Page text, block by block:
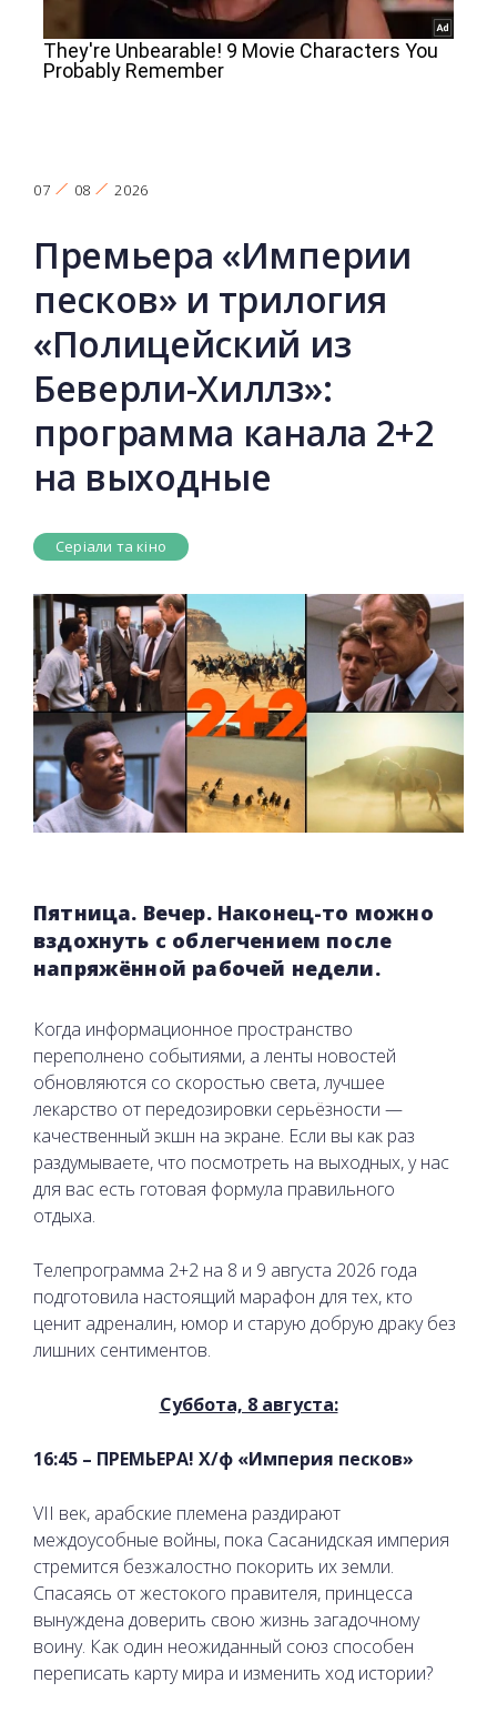
07 08 2026
Премьера «Империи
песков» и трилогия
«Полицейский из
Беверли-Хиллз»:
программа канала 2+2
на выходные
Серіали та кіно
Пятница. Вечер. Наконец-то можно
вздохнуть с облегчением после
напряжённой рабочей недели.
Когда информационное пространство
переполнено событиями, а ленты новостей
обновляются со скоростью света, лучшее
лекарство от передозировки серьёзности —
качественный экшн на экране. Если вы как раз
раздумываете, что посмотреть на выходных, у нас
для вас есть готовая формула правильного
отдыха.
Телепрограмма 2+2 на 8 и 9 августа 2026 года
подготовила настоящий марафон для тех, кто
ценит адреналин, юмор и старую добрую драку без
лишних сентиментов.
Суббота, 8 августа:
16:45 – ПРЕМЬЕРА! Х/ф «Империя песков»
VII век, арабские племена раздирают
междоусобные войны, пока Сасанидская империя
стремится безжалостно покорить их земли.
Спасаясь от жестокого правителя, принцесса
вынуждена доверить свою жизнь загадочному
воину. Как один неожиданный союз способен
переписать карту мира и изменить ход истории?